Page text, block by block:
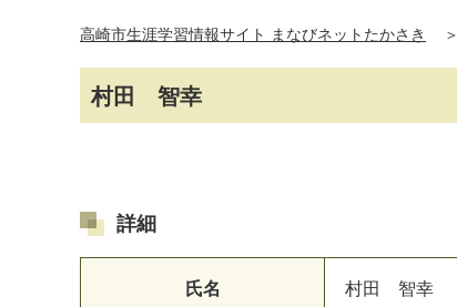
高崎市生涯学習情報サイト まなびネットたかさき ＞
村田 智幸
詳細
氏名 村田 智幸